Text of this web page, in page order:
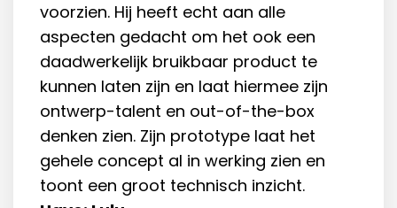
voorzien. Hij heeft echt aan alle
aspecten gedacht om het ook een
daadwerkelijk bruikbaar product te
kunnen laten zijn en laat hiermee zijn
ontwerp-talent en out-of-the-box
denken zien. Zijn prototype laat het
gehele concept al in werking zien en
toont een groot technisch inzicht.